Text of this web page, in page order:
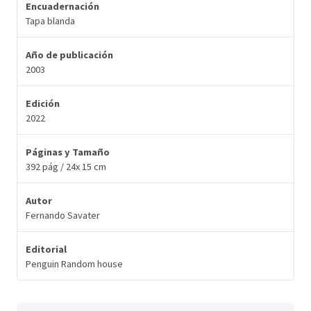
Encuadernación
Tapa blanda
Año de publicación
2003
Edición
2022
Páginas y Tamaño
392 pág / 24x 15 cm
Autor
Fernando Savater
Editorial
Penguin Random house